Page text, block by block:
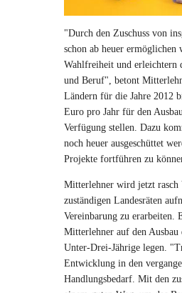
"Durch den Zuschuss von
schon ab heuer
Wahlfreiheit und erleichtern
und Beruf", betont
Ländern für die Jahre 2012
Euro pro Jahr für den
Verfügung stellen. Dazu
noch heuer ausgeschüttet
Projekte fortführen zu
Mitterlehner wird jetzt rasch
zuständigen Landesräten
Vereinbarung zu erarbeiten.
Mitterlehner auf den Ausbau
Unter-Drei-Jährige legen.
Entwicklung in den
Handlungsbedarf. Mit den